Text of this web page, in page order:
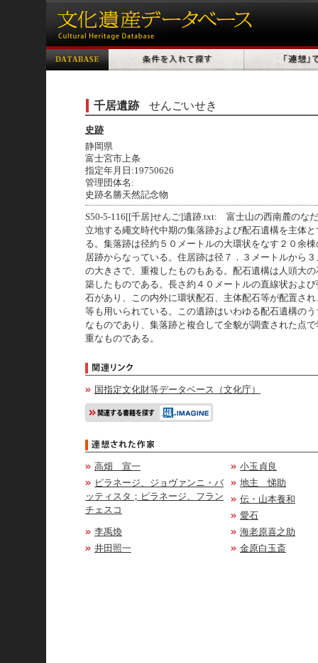
千居遺跡 せんごいせき
史跡
静岡県
富士宮市上条
指定年月日:19750626
管理団体名:
史跡名勝天然記念物
S50-5-116[[千居]せんご]遺跡.txt: 富士山の西南麓のな
立地する繩文時代中期の集落跡および配石遺構を主体
る。集落跡は径約５０メートルの大環状をなす２０余
居跡からなっている。住居跡は径７．３メートルから
の大きさで、重複したものもある。配石遺構は人頭大
築したものである。長さ約４０メートルの直線状およ
石があり、この内外に環状配石、主体配石等が配置さ
等も用いられている。この遺跡はいわゆる配石遺構の
なものであり、集落跡と複合して全貌が調査された点
重なものである。
国指定文化財等データベース（文化庁）
高畑 宣一
小玉貞良
ピラネージ、ジョヴァンニ・バ
ッティスタ；ピラネージ、フラン
チェスコ
地主 悌助
伝・山本養和
愛石
李禹煥
海老原喜之助
井田照一
金原白玉斎